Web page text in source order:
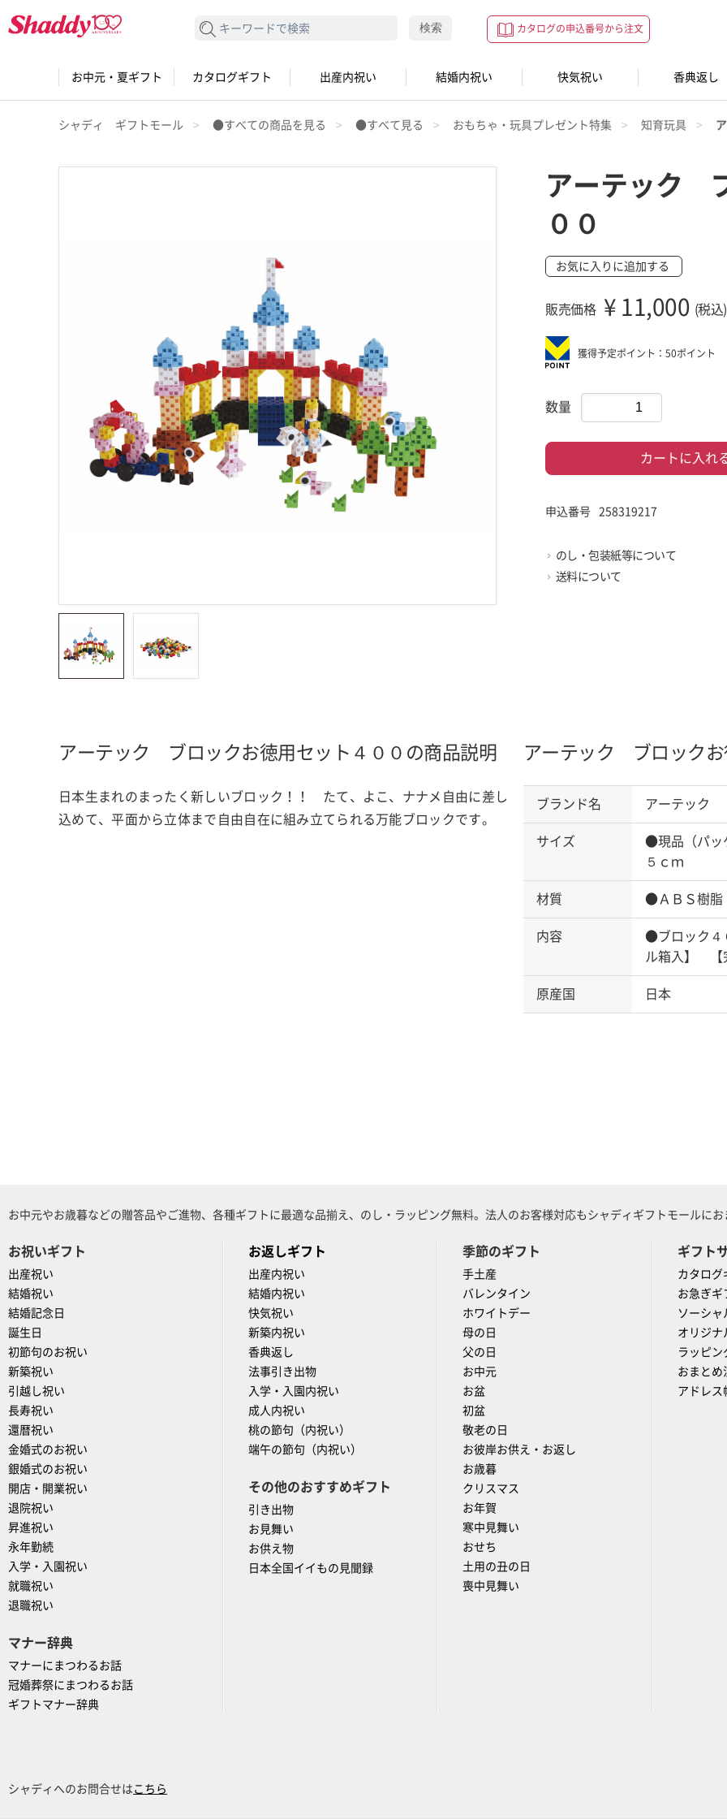
カタログの申込番号から注文
検索する 検索
お中元・夏ギフト カタログギフト 出産内祝い 結婚内祝い 快気祝い 香典返し
シャディ ギフトモール ●すべての商品を見る ●すべて見る おもちゃ・玩具プレゼント特集 知育玩具
アーテック
００
お気に入りに追加する
販売価格 ¥ 11,000 (税込)
獲得予定ポイント：50ポイント
数量
カートに入れ
申込番号 258319217
のし・包装紙等について
送料について
アーテック ブロックお徳用セット４００の商品説明
日本生まれのまったく新しいブロック！！ たて、よこ、ナナメ自由に差し
込めて、平面から立体まで自由自在に組み立てられる万能ブロックです。
アーテック ブロックお
ブランド名 アーテック
サイズ
●現品（パッ
５ｃｍ
材質 ●ＡＢＳ樹脂
内容
●ブロック４
ル箱入】 【
原産国 日本
お中元やお歳暮などの贈答品やご進物、各種ギフトに最適な品揃え、のし・ラッピング無料。法人のお客様対応もシャディギフトモールに
お祝いギフト
出産祝い
結婚祝い
結婚記念日
誕生日
初節句のお祝い
新築祝い
引越し祝い
長寿祝い
還暦祝い
金婚式のお祝い
銀婚式のお祝い
開店・開業祝い
退院祝い
昇進祝い
永年勤続
入学・入園祝い
就職祝い
退職祝い
マナー辞典
マナーにまつわるお話
冠婚葬祭にまつわるお話
ギフトマナー辞典
お返しギフト
出産内祝い
結婚内祝い
快気祝い
新築内祝い
香典返し
法事引き出物
入学・入園内祝い
成人内祝い
桃の節句（内祝い）
端午の節句（内祝い）
その他のおすすめギフト
引き出物
お見舞い
お供え物
日本全国イイもの見聞録
季節のギフト
手土産
バレンタイン
ホワイトデー
母の日
父の日
お中元
お盆
初盆
敬老の日
お彼岸お供え・お返し
お歳暮
クリスマス
お年賀
寒中見舞い
おせち
土用の丑の日
喪中見舞い
ギフト
カタログ
お急ぎギ
ソーシャ
オリジナ
ラッピン
おまとめ
アドレス
シャディへのお問合せは こちら